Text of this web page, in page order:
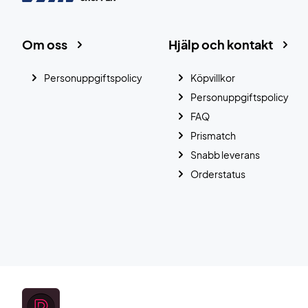
Hjälp och kontakt
Köpvillkor
Personuppgiftspolicy
FAQ
Prismatch
Snabb leverans
Orderstatus
Om oss
Personuppgiftspolicy